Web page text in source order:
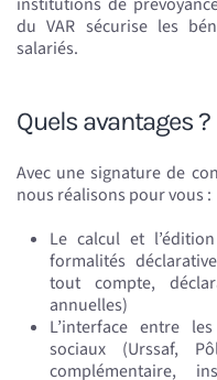
du VAR sécurise les
salariés.
Quels avantages ?
Avec une signature de
nous réalisons pour vous :
Le calcul et
formalités
tout compte,
annuelles)
L’interface entre
sociaux (Urssaf,
complémentaire,